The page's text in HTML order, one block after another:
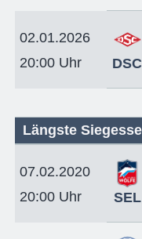
02.01.2026
20:00 Uhr
DSC
Längste
07.02.2020
20:00 Uhr
SEL